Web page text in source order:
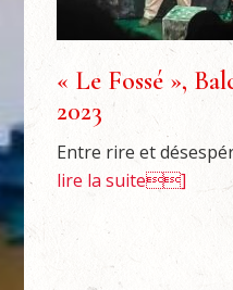
« Le Fossé »,
2023
Entre rire et
lire la suite]